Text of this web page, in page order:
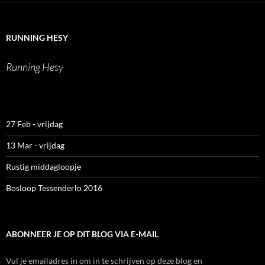
runninghesy
hesy_hesyWerner
LinkedIn
RUNNING HESY
Running Hesy
27 Feb - vrijdag
13 Mar - vrijdag
Rustig middagloopje
Bosloop Tessenderlo 2016
ABONNEER JE OP DIT BLOG VIA E-MAIL
Vul je emailadres in om in te schrijven op deze blog en